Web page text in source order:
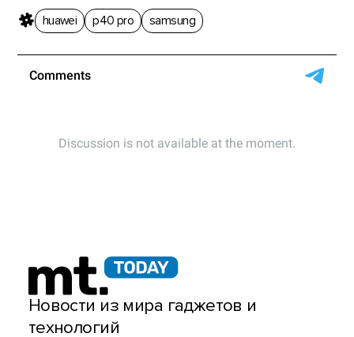
huawei p40 pro samsung
Новости из мира гаджетов и
технологий